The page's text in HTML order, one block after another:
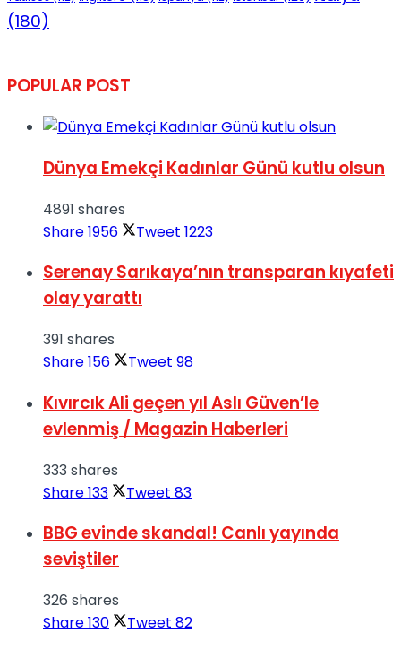
(180)
POPULAR POST
Dünya Emekçi Kadınlar Günü kutlu olsun
4891 shares
Share1956 Tweet 1223
Serenay Sarıkaya’nın transparan kıyafeti
olay yarattı
391 shares
Share156 Tweet 98
Kıvırcık Ali geçen yıl Aslı Güven’le
evlenmiş / Magazin Haberleri
333 shares
Share133 Tweet 83
BBG evinde skandal! Canlı yayında
seviştiler
326 shares
Share130 Tweet 82